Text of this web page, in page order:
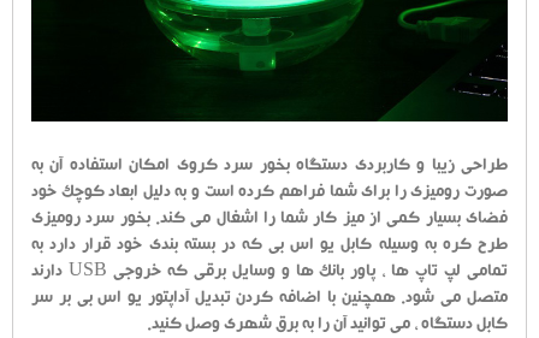
طراحی زیبا و کاربردی دستگاه بخور سرد کروی امکان استفاده آن به
صورت رومیزی را برای شما فراهم کرده است و به دلیل ابعاد کوچک خود
فضای بسیار کمی از میز کار شما را اشغال می کند. بخور سرد رومیزی
طرح کره به وسیله کابل یو اس بی که در بسته بندی خود قرار دارد به
تمامی لپ تاپ ها ، پاور بانک ها و وسایل برقی که خروجی USB دارند
متصل می شود. همچنین با اضافه کردن تبدیل آداپتور یو اس بی بر سر
کابل دستگاه ، می توانید آن را به برق شهری وصل کنید.